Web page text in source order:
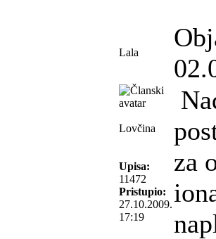
Lala
Lovčina
Upisa:
11472
Pristupio:
27.10.2009.
17:19
za